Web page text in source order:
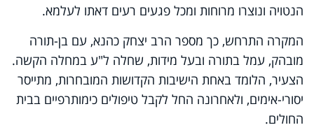
הנטויה ונוצרו מרוחות ומכל פגעים רעים דאתו לעלמא.
המקרה התרחש, כך מספר הרב יצחק כהנא, עם בן-תורה
מובהק, עמל בתורה ובעל מידות, שחלה ל"ע במחלה הקשה.
הצעיר, הלומד באחת הישיבות הקדושות המובחרות, מתייסר
יסורי-אימים, ולאחרונה החל לקבל טיפולים כימותרפיים בבית
החולים.